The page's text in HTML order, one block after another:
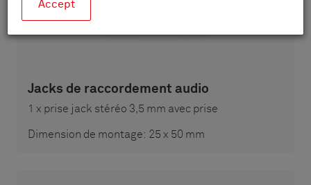
Accept
Jacks de raccordement audio
1 x prise jack stéréo 3,5 mm avec prise
Dimension de montage: 25 x 50 mm